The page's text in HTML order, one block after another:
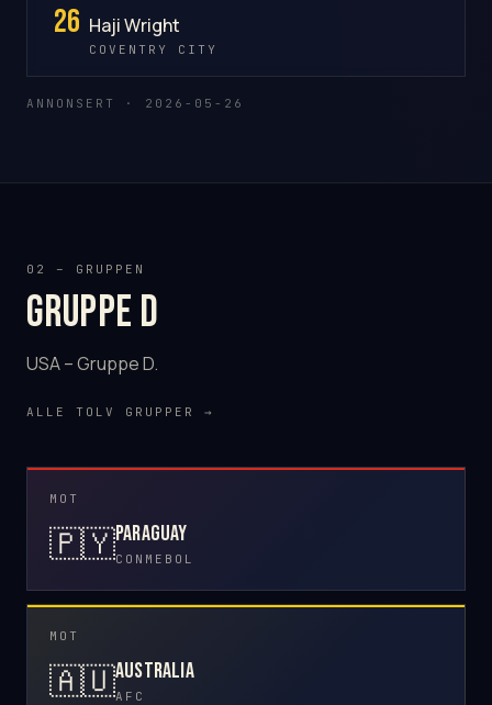
26 Haji Wright
COVENTRY CITY
ANNONSERT · 2026-05-26
02 – GRUPPEN
Gruppe D
USA – Gruppe D.
ALLE TOLV GRUPPER →
MOT
🇵🇾Paraguay
CONMEBOL
MOT
🇦🇺Australia
AFC